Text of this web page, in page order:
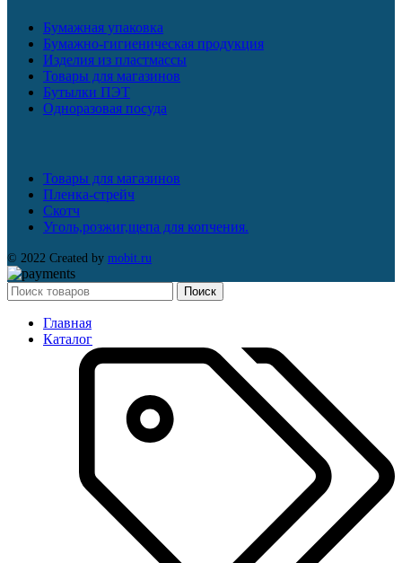
Бумажная упаковка
Бумажно-гигиеническая продукция
Изделия из пластмассы
Товары для магазинов
Бутылки ПЭТ
Одноразовая посуда
Товары для магазинов
Пленка-стрейч
Скотч
Уголь,розжиг,щепа для копчения.
© 2022 Created by mobit.ru
Поиск
Главная
Каталог